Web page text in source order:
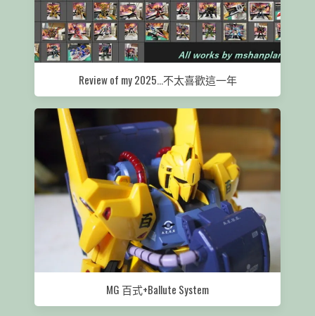
Review of my 2025…不太喜歡這一年
MG 百式+Ballute System